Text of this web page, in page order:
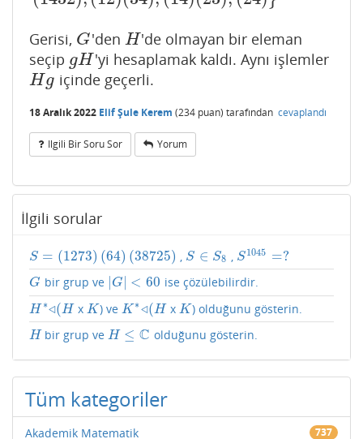
Gerisi, G
G 'den H
H 'de olmayan bir eleman
seçip gH
gH 'yi hesaplamak kaldı. Aynı işlemler
Hg
Hg içinde geçerli.
18 Aralık 2022 Elif Şule Kerem (234 puan) tarafından cevaplandı
Ilgili Bir Soru Sor Yorum
İlgili sorular
S = (1273) (64) (38725)
S= (1273)(64)( 38725 ) , S ∈ S8
S∈S 8 , S1045 =?
S1045 =?
G
G bir grup ve G < 60
|G| <60 ise çözülebilirdir.
H ∗◃(
H∗◃( H
H x K
K ) ve K ∗◃(
K∗◃( H
H x K
K ) olduğunu gösterin.
H
H bir grup veH ≤ C
H≤ C olduğunu gösterin.
Tüm kategoriler
Akademik Matematik 737